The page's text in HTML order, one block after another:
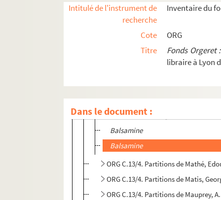
Intitulé de l'instrument de
recherche
Inventaire du
Cote
ORG
Titre
Fonds Orgeret
libraire à Lyon
Dans le document :
ORG C.13/3. Partitions de Marty,
ORG C.13/3. Partitions de Masini, F.
ORG C.13/3. Partitions de
ORG C.13/3. Partitions de Massé,
ORG C.13/3. Partitions de
ORG C.13/4. Partitions de Massot,
Avance à l'allumage
Balsamine
Balsamine
ORG C.13/4. Partitions de Mathé,
ORG C.13/4. Partitions de Matis,
ORG C.13/4. Partitions de Mauprey,